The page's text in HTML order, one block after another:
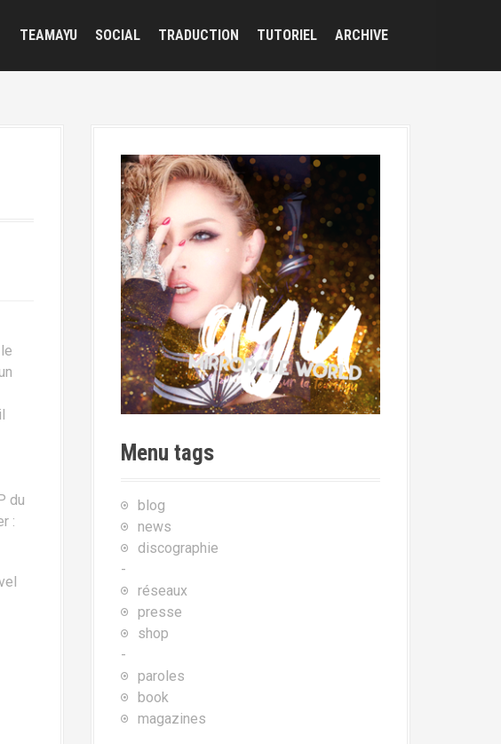
TEAMAYU SOCIAL TRADUCTION TUTORIEL ARCHIVE
du
:
Menu tags
blog
news
discographie
-
réseaux
presse
shop
-
paroles
book
magazines